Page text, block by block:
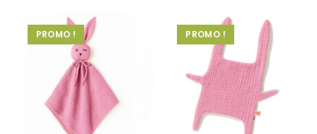
PROMO ! PROMO !